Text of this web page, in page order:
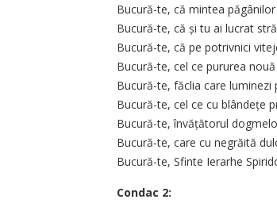
Bucură-te, că mintea
Bucură-te, că și tu ai lucrat
Bucură-te, că pe potrivnici
Bucură-te, cel ce pururea
Bucură-te, făclia care luminezi
Bucură-te, cel ce cu blândețe
Bucură-te, învățătorul
Bucură-te, care cu negrăită
Bucură-te, Sfinte Ierarhe
Condac 2: